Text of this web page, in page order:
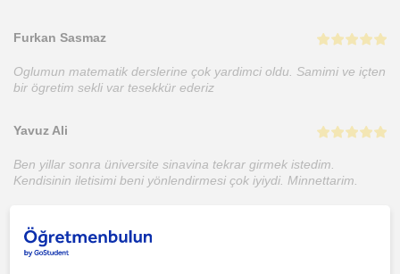
Furkan Sasmaz
Oglumun matematik derslerine çok yardimci oldu. Samimi ve içten
bir ögretim sekli var tesekkür ederiz
Yavuz Ali
Ben yillar sonra üniversite sinavina tekrar girmek istedim.
Kendisinin iletisimi beni yönlendirmesi çok iyiydi. Minnettarim.
See full profile and all reviews